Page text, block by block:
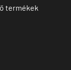
termékek